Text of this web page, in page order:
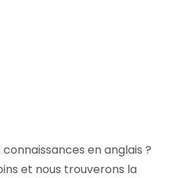
en anglais ?
et nous trouverons la